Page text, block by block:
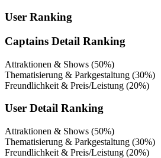
User Ranking
Captains Detail Ranking
Attraktionen & Shows (50%)
Thematisierung & Parkgestaltung (30%)
Freundlichkeit & Preis/Leistung (20%)
User Detail Ranking
Attraktionen & Shows (50%)
Thematisierung & Parkgestaltung (30%)
Freundlichkeit & Preis/Leistung (20%)